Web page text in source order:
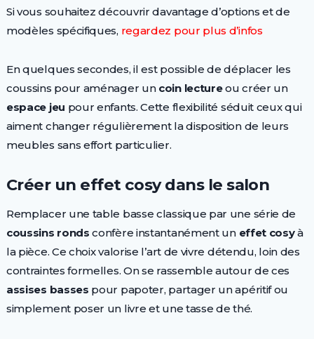
Si vous souhaitez découvrir davantage d’options et de
modèles spécifiques, regardez pour plus d’infos
En quelques secondes, il est possible de déplacer les
coussins pour aménager un coin lectureou créer un
espace jeu pour enfants. Cette flexibilité séduit ceux qui
aiment changer régulièrement la disposition de leurs
meubles sans effort particulier.
Créer un effet cosy dans le salon
Remplacer une table basse classique par une série de
coussins ronds confère instantanément un effet cosyà
la pièce. Ce choix valorise l’art de vivre détendu, loin des
contraintes formelles. On se rassemble autour de ces
assises basses pour papoter, partager un apéritif ou
simplement poser un livre et une tasse de thé.